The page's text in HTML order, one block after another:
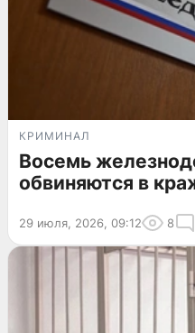
КРИМИНАЛ
Восемь
обвиняются в
29 июля, 2026, 09:12 8